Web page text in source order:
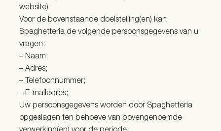
website)
Voor de bovenstaande doelstelling(en) kan
Spaghetteria de volgende persoonsgegevens van u
vragen:
– Naam;
– Adres;
– Telefoonnummer;
– E-mailadres;
Uw persoonsgegevens worden door Spaghetteria
opgeslagen ten behoeve van bovengenoemde